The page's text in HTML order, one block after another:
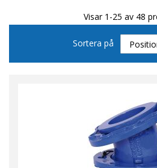
Visar 1-25 av 48
Sortera på